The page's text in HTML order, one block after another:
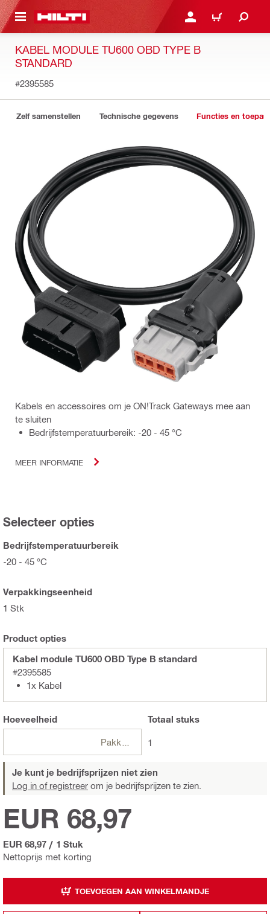
HOOFDINHOUD AANMELDEN OF
WINKELWAGEN
KABEL MODULE TU600 OBD TYPE B
STANDARD
#2395585
Zelf samenstellen Technische gegevens Functies en
Kabels en accessoires om je ON!Track Gateways mee aan
te sluiten
Bedrijfstemperatuurbereik: -20 - 45 °C
MEER INFORMATIE
Selecteer opties
Bedrijfstemperatuurbereik
-20 - 45 °C
Verpakkingseenheid
1 Stk
Product opties
Kabel module TU600 OBD Type B standard
#2395585
1x Kabel
Hoeveelheid
Pakketten
Totaal stuks
1
Je kunt je bedrijfsprijzen niet zien
Log in of registreer om je bedrijfsprijzen te zien.
Nettoprijs met korting
EUR 68,97
EUR 68,97 / 1 Stuk
TOEVOEGEN AAN WINKELMANDJE